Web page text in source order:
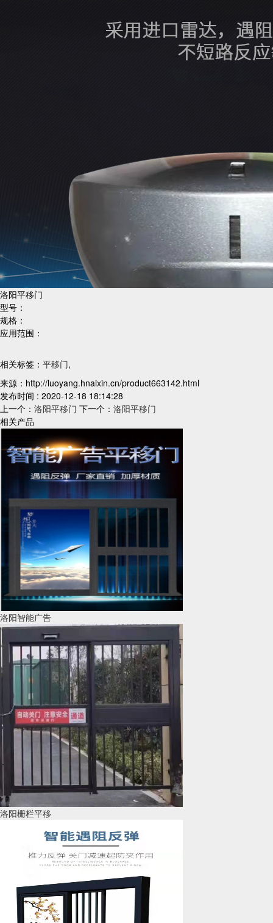
洛阳平移门
型号：
规格：
应用范围：
相关标签： 平移门,
来源：http://luoyang.hnaixin.cn/product663142.html
发布时间 : 2020-12-18 18:14:28
上一个： 洛阳平移门 下一个： 洛阳平移门
相关产品
洛阳智能广告
洛阳栅栏平移